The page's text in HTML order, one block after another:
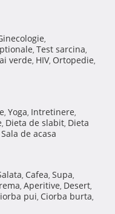
,
, Test sarcina,
verde, HIV, Ortopedie,
, Yoga, Intretinere,
, Dieta de slabit, Dieta
Sala de acasa
, Cafea, Supa,
, Aperitive, Desert,
pui, Ciorba burta,